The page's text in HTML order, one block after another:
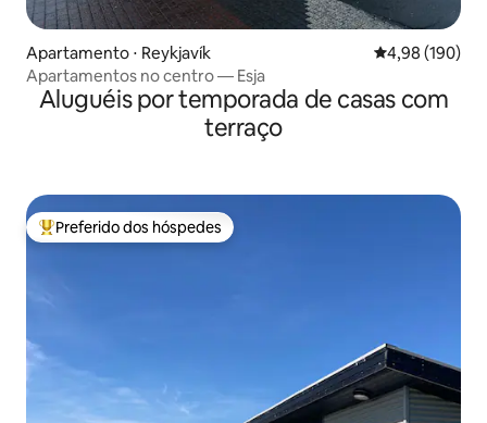
Apartamento ⋅ Reykjavík 4,98 de uma
4,98 (190)
Apartamentos no centro — Esja
Aluguéis por temporada de casas com
terraço
Entre os melhores preferidos dos hóspedes
Preferido dos hóspedes